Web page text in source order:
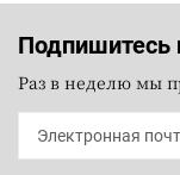
Подпишитесь
Раз в неделю мы